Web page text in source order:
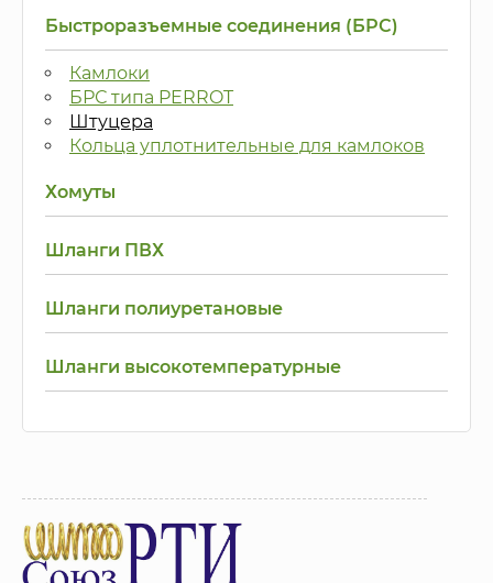
Быстроразъемные соединения (БРС)
Камлоки
БРС типа PERROT
Штуцера
Кольца уплотнительные для камлоков
Хомуты
Шланги ПВХ
Шланги полиуретановые
Шланги высокотемпературные